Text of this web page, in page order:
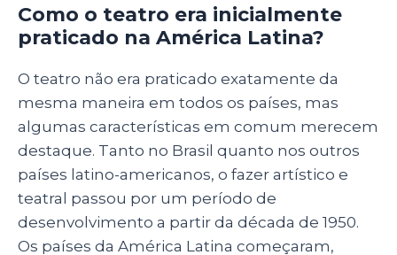
Como o teatro era inicialmente
praticado na América Latina?
O teatro não era praticado exatamente da
mesma maneira em todos os países, mas
algumas características em comum merecem
destaque. Tanto no Brasil quanto nos outros
países latino-americanos, o fazer artístico e
teatral passou por um período de
desenvolvimento a partir da década de 1950.
Os países da América Latina começaram,